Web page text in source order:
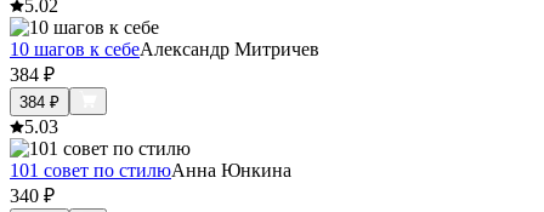
5.02
10 шагов к себеАлександр Митричев
384 ₽
384 ₽
5.03
101 совет по стилюАнна Юнкина
340 ₽